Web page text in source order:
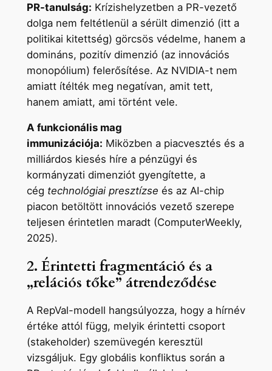
PR-tanulság: Krízishelyzetben a PR-vezető
dolga nem feltétlenül a sérült dimenzió (itt a
politikai kitettség) görcsös védelme, hanem a
domináns, pozitív dimenzió (az innovációs
monopólium) felerősítése. Az NVIDIA-t nem
amiatt ítélték meg negatívan, amit tett,
hanem amiatt, ami történt vele.
A funkcionális mag
immunizációja: Miközben a piacvesztés és a
milliárdos kiesés híre a pénzügyi és
kormányzati dimenziót gyengítette, a
cég technológiai presztízse és az AI-chip
piacon betöltött innovációs vezető szerepe
teljesen érintetlen maradt (ComputerWeekly,
2025).
2. Érintetti fragmentáció és a
„relációs tőke” átrendeződése
A RepVal-modell hangsúlyozza, hogy a hírnév
értéke attól függ, melyik érintetti csoport
(stakeholder) szemüvegén keresztül
vizsgáljuk. Egy globális konfliktus során a